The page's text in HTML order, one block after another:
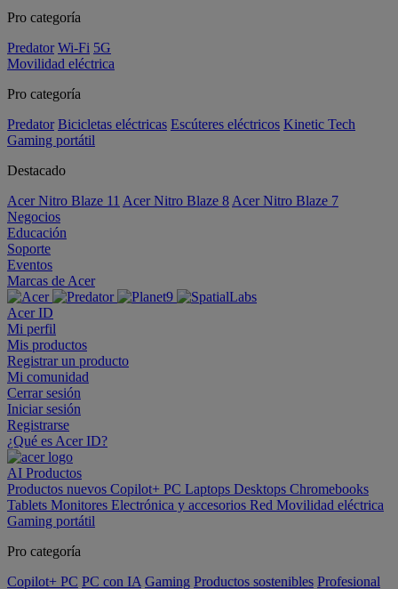
Pro categoría
Predator Wi-Fi 5G
Movilidad eléctrica
Pro categoría
Predator Bicicletas eléctricas Escúteres eléctricos Kinetic Tech
Gaming portátil
Destacado
Acer Nitro Blaze 11 Acer Nitro Blaze 8 Acer Nitro Blaze 7
Negocios
Educación
Soporte
Eventos
Marcas de Acer
Acer ID
Mi perfil
Mis productos
Registrar un producto
Mi comunidad
Cerrar sesión
Iniciar sesión
Registrarse
¿Qué es Acer ID?
AI Productos
Productos nuevos Copilot+ PC Laptops Desktops Chromebooks
Tablets Monitores Electrónica y accesorios Red Movilidad eléctrica
Gaming portátil
Pro categoría
Copilot+ PC PC con IA Gaming Productos sostenibles Profesional